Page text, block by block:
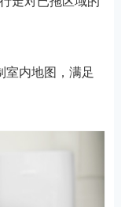
室内地图，满足